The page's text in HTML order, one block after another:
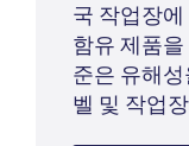
국 작업장
함유 제품을
준은 유해
벨 및 작업